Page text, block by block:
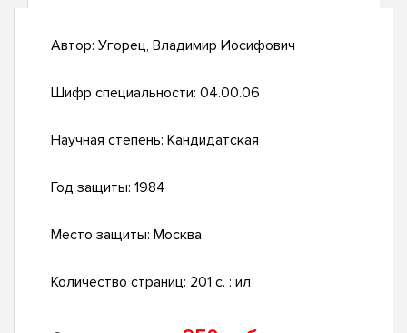
Автор: Угорец, Владимир Иосифович
Шифр специальности: 04.00.06
Научная степень: Кандидатская
Год защиты: 1984
Место защиты: Москва
Количество страниц: 201 c. : ил